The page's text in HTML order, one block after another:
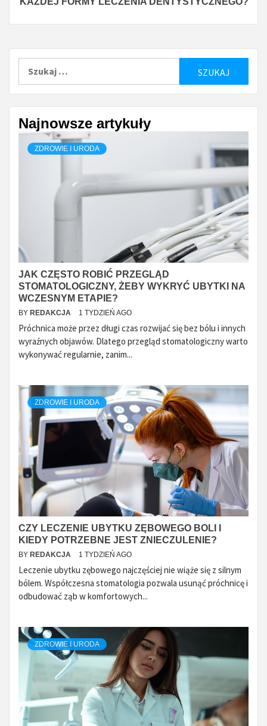
Najnowsze artykuły
ZDROWIE I URODA
JAK CZĘSTO ROBIĆ PRZEGLĄD
STOMATOLOGICZNY, ŻEBY WYKRYĆ UBYTKI NA
WCZESNYM ETAPIE?
BY REDAKCJA 1 TYDZIEŃ AGO
Próchnica może przez długi czas rozwijać się bez bólu i innych
wyraźnych objawów. Dlatego przegląd stomatologiczny warto
wykonywać regularnie, zanim...
ZDROWIE I URODA
CZY LECZENIE UBYTKU ZĘBOWEGO BOLI I
KIEDY POTRZEBNE JEST ZNIECZULENIE?
BY REDAKCJA 1 TYDZIEŃ AGO
Leczenie ubytku zębowego najczęściej nie wiąże się z silnym
bólem. Współczesna stomatologia pozwala usunąć próchnicę i
odbudować ząb w komfortowych...
ZDROWIE I URODA